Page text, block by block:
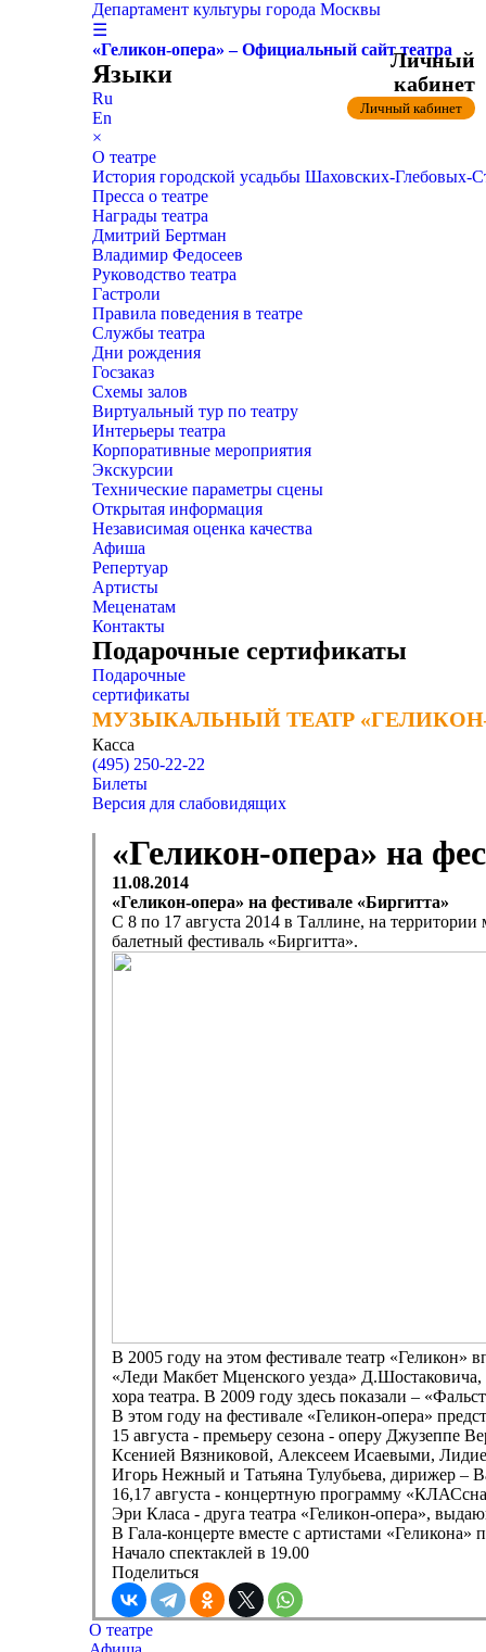
Департамент культуры города Москвы
☰
«Геликон-опера» – Официальный сайт театра
Языки
Ru
En
×
О театре
История городской усадьбы Шаховских-
Пресса о театре
Награды театра
Дмитрий Бертман
Владимир Федосеев
Руководство театра
Гастроли
Правила поведения в театре
Службы театра
Дни рождения
Госзаказ
Схемы залов
Виртуальный тур по театру
Интерьеры театра
Корпоративные мероприятия
Экскурсии
Технические параметры сцены
Открытая информация
Независимая оценка качества
Афиша
Репертуар
Артисты
Меценатам
Контакты
Подарочные сертификаты
Подарочные
сертификаты
МУЗЫКАЛЬНЫЙ ТЕАТР
МУЗЫКАЛЬНЫЙ ТЕАТР
Касса
(495) 250-22-22
Личный
кабинет
Личный кабинет
Билеты
Версия для слабовидящих
«Геликон-опера» на
11.08.2014
«Геликон-опера» на фестивале «Биргитта»
С 8 по 17 августа 2014 в Таллине, на
балетный фестиваль «Биргитта».
В 2005 году на этом фестивале театр «Геликон»
«Леди Макбет Мценского уезда»
хора театра. В 2009 году здесь показали –
В этом году на фестивале «Геликон-опера»
15 августа - премьеру сезона - оперу Джузеппе
Ксенией Вязниковой, Алексеем Исаевыми,
Игорь Нежный и Татьяна Тулубьева, дирижер –
16,17 августа - концертную программу
Эри Класа - друга театра «Геликон-опера»,
В Гала-концерте вместе с артистами
Начало спектаклей в 19.00
Поделиться
О театре